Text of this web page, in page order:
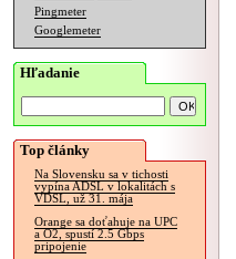
Pingmeter
Googlemeter
Hľadanie
Top články
Na Slovensku sa v tichosti
vypína ADSL v lokalitách s
VDSL, už 31. mája
Orange sa doťahuje na UPC
a O2, spustí 2.5 Gbps
pripojenie